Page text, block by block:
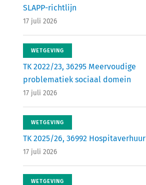
SLAPP-richtlijn
17 juli 2026
WETGEVING
TK 2022/23, 36295 Meervoudige
problematiek sociaal domein
17 juli 2026
WETGEVING
TK 2025/26, 36992 Hospitaverhuur
17 juli 2026
WETGEVING